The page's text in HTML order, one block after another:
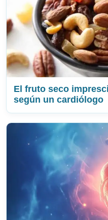
El fruto seco
según un cardiólogo